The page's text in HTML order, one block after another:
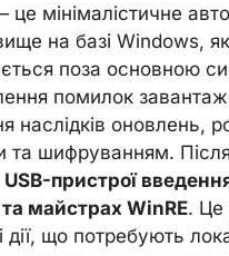
це мінімалістичне
на базі Windows,
поза основною
помилок
наслідків оновлень,
та шифруванням.
USB-пристрої
майстрах WinRE. Це
дії, що потребують